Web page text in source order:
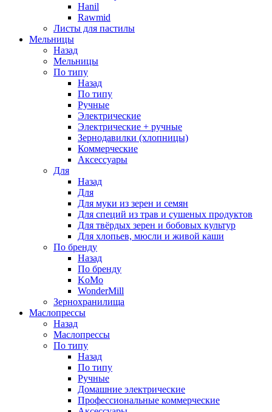
Hanil
Rawmid
Листы для пастилы
Мельницы
Назад
Мельницы
По типу
Назад
По типу
Ручные
Электрические
Электрические + ручные
Зернодавилки (хлопницы)
Коммерческие
Аксессуары
Для
Назад
Для
Для муки из зерен и семян
Для специй из трав и сушеных продуктов
Для твёрдых зерен и бобовых культур
Для хлопьев, мюсли и живой каши
По бренду
Назад
По бренду
KoMo
WonderMill
Зернохранилища
Маслопрессы
Назад
Маслопрессы
По типу
Назад
По типу
Ручные
Домашние электрические
Профессиональные коммерческие